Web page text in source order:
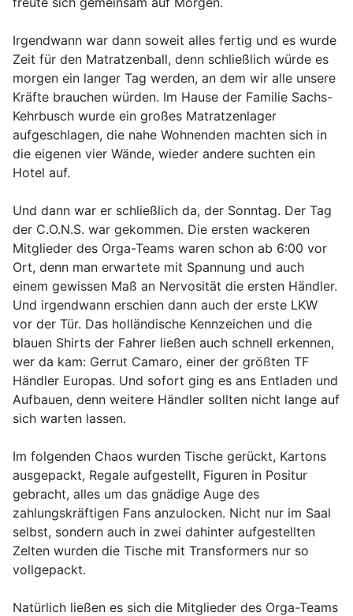
Irgendwann war dann soweit alles fertig und es wurde
Zeit für den Matratzenball, denn schließlich würde es
morgen ein langer Tag werden, an dem wir alle unsere
Kräfte brauchen würden. Im Hause der Familie Sachs-
Kehrbusch wurde ein großes Matratzenlager
aufgeschlagen, die nahe Wohnenden machten sich in
die eigenen vier Wände, wieder andere suchten ein
Hotel auf.
Und dann war er schließlich da, der Sonntag. Der Tag
der C.O.N.S. war gekommen. Die ersten wackeren
Mitglieder des Orga-Teams waren schon ab 6:00 vor
Ort, denn man erwartete mit Spannung und auch
einem gewissen Maß an Nervosität die ersten Händler.
Und irgendwann erschien dann auch der erste LKW
vor der Tür. Das holländische Kennzeichen und die
blauen Shirts der Fahrer ließen auch schnell erkennen,
wer da kam: Gerrut Camaro, einer der größten TF
Händler Europas. Und sofort ging es ans Entladen und
Aufbauen, denn weitere Händler sollten nicht lange auf
sich warten lassen.
Im folgenden Chaos wurden Tische gerückt, Kartons
ausgepackt, Regale aufgestellt, Figuren in Positur
gebracht, alles um das gnädige Auge des
zahlungskräftigen Fans anzulocken. Nicht nur im Saal
selbst, sondern auch in zwei dahinter aufgestellten
Zelten wurden die Tische mit Transformers nur so
vollgepackt.
Natürlich ließen es sich die Mitglieder des Orga-Teams